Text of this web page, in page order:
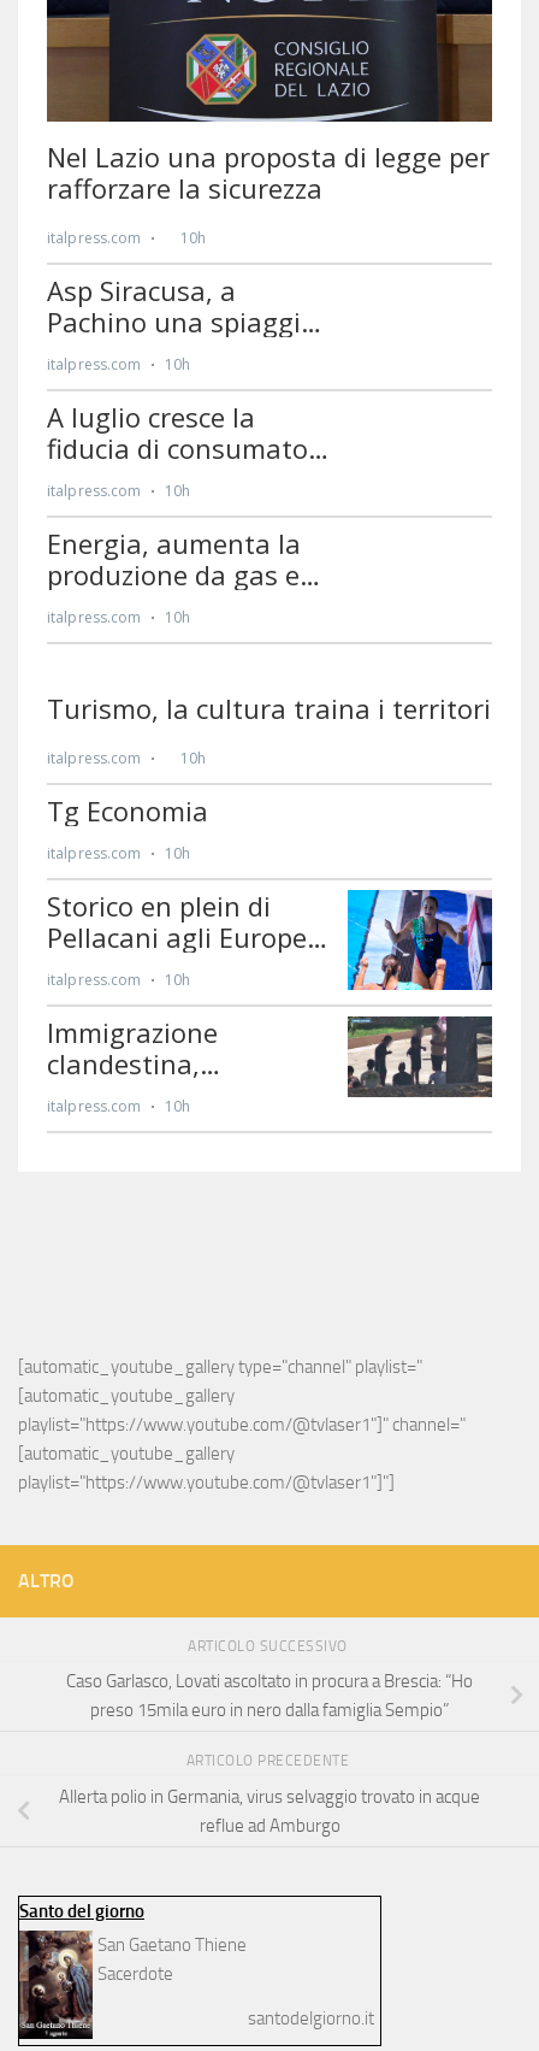
[automatic_youtube_gallery type="channel" playlist="
[automatic_youtube_gallery
playlist="https://www.youtube.com/@tvlaser1"]" channel="
[automatic_youtube_gallery
playlist="https://www.youtube.com/@tvlaser1"]"]
ALTRO
ARTICOLO SUCCESSIVO
Caso Garlasco, Lovati ascoltato in procura a Brescia: “Ho
preso 15mila euro in nero dalla famiglia Sempio”
ARTICOLO PRECEDENTE
Allerta polio in Germania, virus selvaggio trovato in acque
reflue ad Amburgo
Santo del giorno
San Gaetano Thiene
Sacerdote
santodelgiorno.it